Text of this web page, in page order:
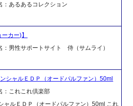
あるあるコレクション
カー)】
男性サポートサイト 侍（サムライ）
シャルＥＤＰ（オードパルファン）50ml
これこれ倶楽部
ルＥＤＰ（オードパルファン）50ml これ